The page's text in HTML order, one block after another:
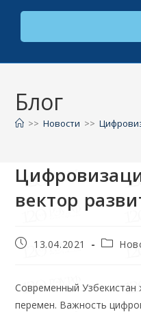
Блог
>> Новости >>
вектор
13.04.2021
Современный Узбекистан
перемен. Важность